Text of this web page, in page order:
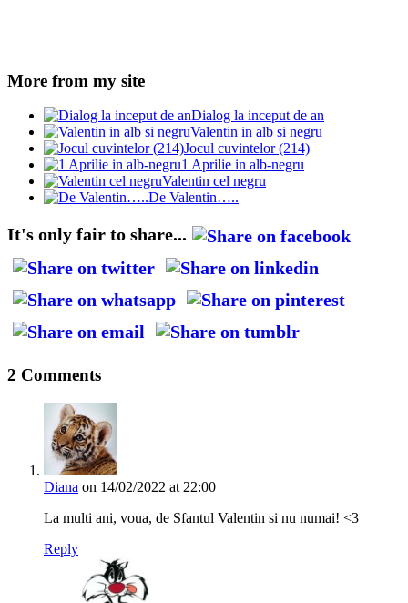
More from my site
Dialog la inceput de an
Valentin in alb si negru
Jocul cuvintelor (214)
1 Aprilie in alb-negru
Valentin cel negru
De Valentin…..
It's only fair to share...
2 Comments
Diana on 14/02/2022 at 22:00
La multi ani, voua, de Sfantul Valentin si nu numai! <3
Reply